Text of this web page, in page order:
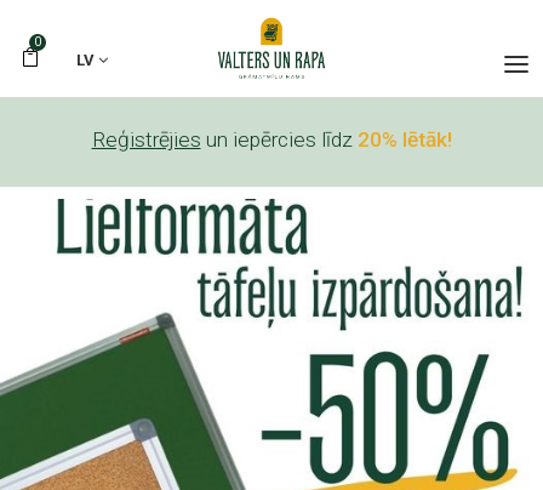
0
LV
Reģistrējies un iepērcies līdz 20% lētāk!